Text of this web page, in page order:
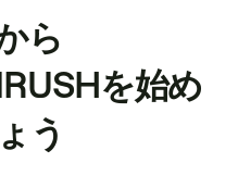
ら
を始め
う